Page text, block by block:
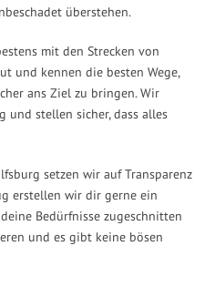
überstehen.
mit den Strecken von
und kennen die besten Wege,
ans Ziel zu bringen. Wir
und stellen sicher, dass alles
setzen wir auf Transparenz
erstellen wir dir gerne ein
Bedürfnisse zugeschnitten
und es gibt keine bösen